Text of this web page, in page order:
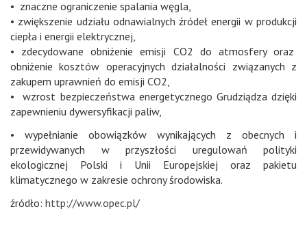
• znaczne ograniczenie spalania węgla,
• zwiększenie udziału odnawialnych źródeł energii w produkcji
ciepła i energii elektrycznej,
• zdecydowane obniżenie emisji CO2 do atmosfery oraz
obniżenie kosztów operacyjnych działalności związanych z
zakupem uprawnień do emisji CO2,
• wzrost bezpieczeństwa energetycznego Grudziądza dzięki
zapewnieniu dywersyfikacji paliw,
• wypełnianie obowiązków wynikających z obecnych i
przewidywanych w przyszłości uregulowań polityki
ekologicznej Polski i Unii Europejskiej oraz pakietu
klimatycznego w zakresie ochrony środowiska.
źródło: http://www.opec.pl/